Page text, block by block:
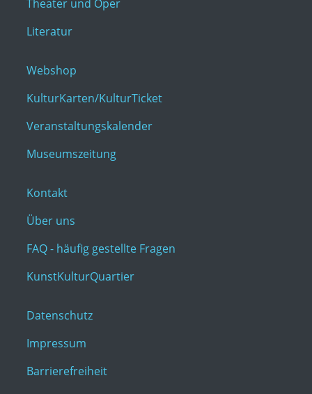
Theater und Oper
Literatur
Webshop
KulturKarten/KulturTicket
Veranstaltungskalender
Museumszeitung
Kontakt
Über uns
FAQ - häufig gestellte Fragen
KunstKulturQuartier
Datenschutz
Impressum
Barrierefreiheit